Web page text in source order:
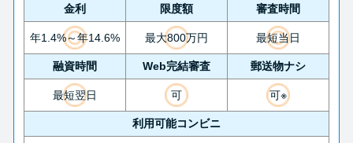
金利 限度額 審査時間
年1.4%～年14.6% 最大800万円 最短当日
融資時間 Web完結審査 郵送物ナシ
最短翌日 可 可※
利用可能コンビニ